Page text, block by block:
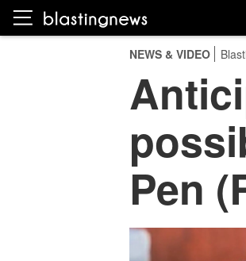
NEWS & VIDEO
Pen